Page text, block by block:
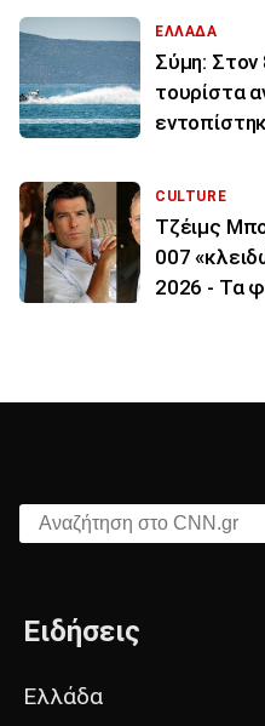
ΕΛΛΑΔΑ
Σύμη: Στον
τουρίστα
CULTURE
Τζέιμς
007
2026 - Τα
Αναζήτηση στο CNN.gr
Ειδήσεις
Ελλάδα